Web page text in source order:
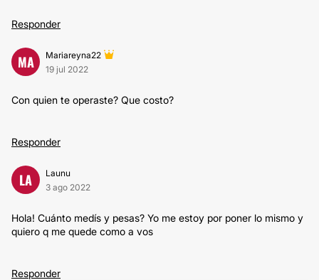
Responder
MA
Mariareyna22
19 jul 2022
Con quien te operaste? Que costo?
Responder
LA
Launu
3 ago 2022
Hola! Cuánto medís y pesas? Yo me estoy por poner lo mismo y
quiero q me quede como a vos
Responder